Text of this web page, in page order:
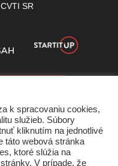
SR
k spracovaniu cookies,
služieb. Súbory
kliknutím na jednotlivé
táto webová stránka
ktoré slúžia na
V prípade, že